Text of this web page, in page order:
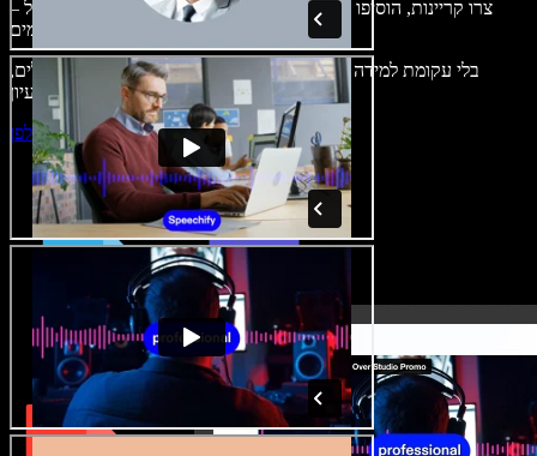
צרו קריינות, הוסיפו תמונות ללא זכויות, אודיו, סרטונים ושיבוט קול –
בלי עקומת למידה – הכול זמין בדפדפן. יוצרי תוכן כבר לא מוגבלים,
התחילו ליצור באולפן